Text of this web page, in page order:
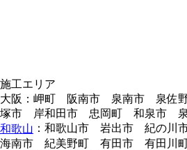
施工エリア
大阪：岬町 阪南市 泉南市 泉佐
塚市 岸和田市 忠岡町 和泉市
和歌山 ：和歌山市 岩出市 紀の
海南市 紀美野町 有田市 有田川